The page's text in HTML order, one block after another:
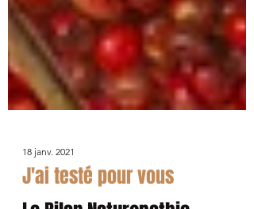
18 janv. 2021